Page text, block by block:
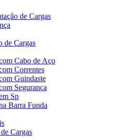
de Cargas
de Cargas
Cabo de Aço
Correntes
Guindaste
Segurança
Sp
Barra Funda
Cargas